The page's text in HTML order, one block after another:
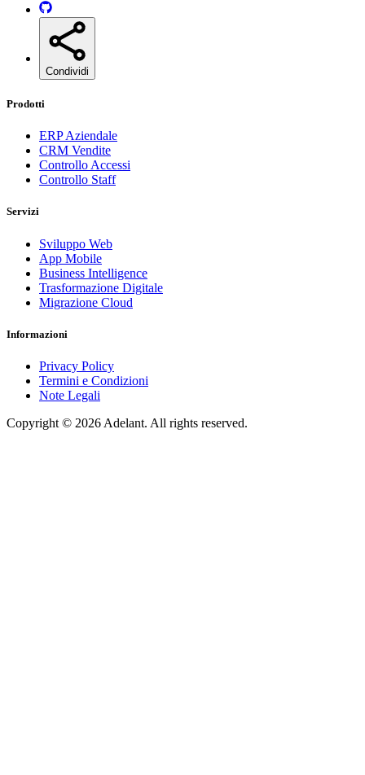
Condividi
Prodotti
ERP Aziendale
CRM Vendite
Controllo Accessi
Controllo Staff
Servizi
Sviluppo Web
App Mobile
Business Intelligence
Trasformazione Digitale
Migrazione Cloud
Informazioni
Privacy Policy
Termini e Condizioni
Note Legali
Copyright © 2026 Adelant. All rights reserved.